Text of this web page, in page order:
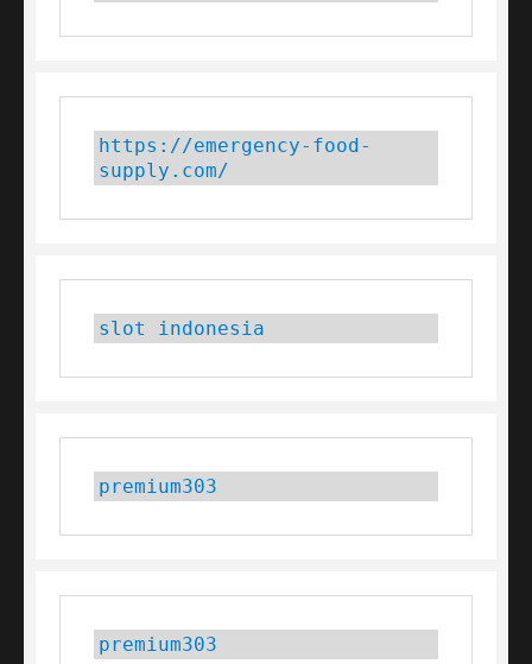
https://emergency-food-
supply.com/
slot indonesia
premium303
premium303